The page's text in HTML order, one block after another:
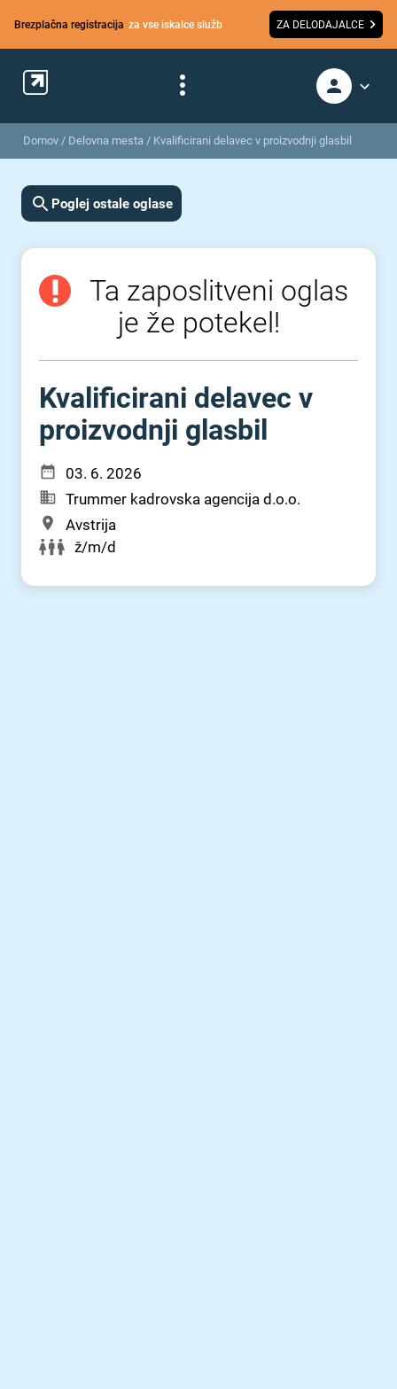
Brezplačna registracija za vse iskalce služb ZA DELODAJALCE
Domov / Delovna mesta / Kvalificirani delavec v proizvodnji glasbil
Poglej ostale oglase
Ta zaposlitveni oglas
je že potekel!
Kvalificirani delavec v
proizvodnji glasbil
03. 6. 2026
Trummer kadrovska agencija d.o.o.
Avstrija
ž/m/d